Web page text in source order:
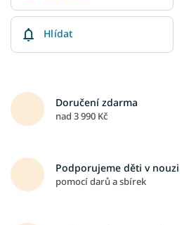
Hlídat
Doručení zdarma
nad 3 990 Kč
Podporujeme děti v nouzi
pomocí darů a sbírek